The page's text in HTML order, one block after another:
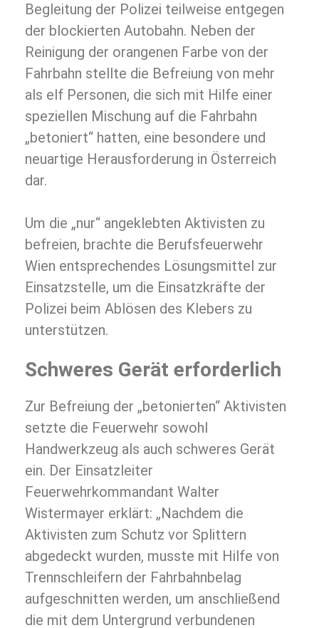
Begleitung der Polizei teilweise entgegen
der blockierten Autobahn. Neben der
Reinigung der orangenen Farbe von der
Fahrbahn stellte die Befreiung von mehr
als elf Personen, die sich mit Hilfe einer
speziellen Mischung auf die Fahrbahn
„betoniert“ hatten, eine besondere und
neuartige Herausforderung in Österreich
dar.
Um die „nur“ angeklebten Aktivisten zu
befreien, brachte die Berufsfeuerwehr
Wien entsprechendes Lösungsmittel zur
Einsatzstelle, um die Einsatzkräfte der
Polizei beim Ablösen des Klebers zu
unterstützen.
Schweres Gerät erforderlich
Zur Befreiung der „betonierten“ Aktivisten
setzte die Feuerwehr sowohl
Handwerkzeug als auch schweres Gerät
ein. Der Einsatzleiter
Feuerwehrkommandant Walter
Wistermayer erklärt: „Nachdem die
Aktivisten zum Schutz vor Splittern
abgedeckt wurden, musste mit Hilfe von
Trennschleifern der Fahrbahnbelag
aufgeschnitten werden, um anschließend
die mit dem Untergrund verbundenen